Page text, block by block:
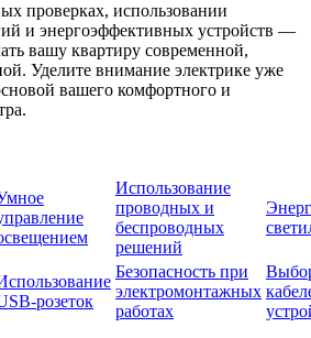
проверках, использовании
и энергоэффективных устройств —
вашу квартиру современной,
Уделите внимание электрике уже
вашего комфортного и
Использование
проводных и
беспроводных
решений
розеток
Безопасность при
электромонтажных
работах